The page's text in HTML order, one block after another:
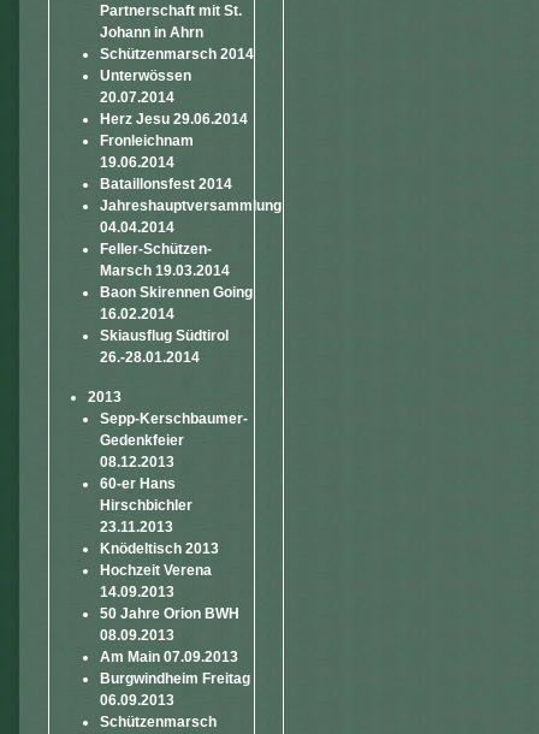
Partnerschaft mit St.
Johann in Ahrn
Schützenmarsch 2014
Unterwössen
20.07.2014
Herz Jesu 29.06.2014
Fronleichnam
19.06.2014
Bataillonsfest 2014
Jahreshauptversammlung
04.04.2014
Feller-Schützen-
Marsch 19.03.2014
Baon Skirennen Going
16.02.2014
Skiausflug Südtirol
26.-28.01.2014
2013
Sepp-Kerschbaumer-
Gedenkfeier
08.12.2013
60-er Hans
Hirschbichler
23.11.2013
Knödeltisch 2013
Hochzeit Verena
14.09.2013
50 Jahre Orion BWH
08.09.2013
Am Main 07.09.2013
Burgwindheim Freitag
06.09.2013
Schützenmarsch